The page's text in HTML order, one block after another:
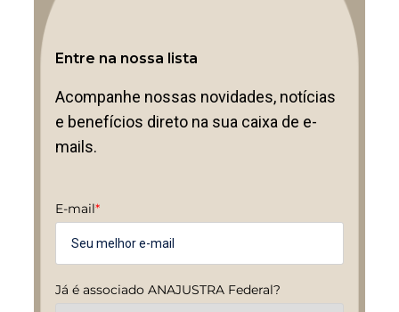
Entre na nossa lista
Acompanhe nossas novidades, notícias
e benefícios direto na sua caixa de e-
mails.
E-mail*
Já é associado ANAJUSTRA Federal?